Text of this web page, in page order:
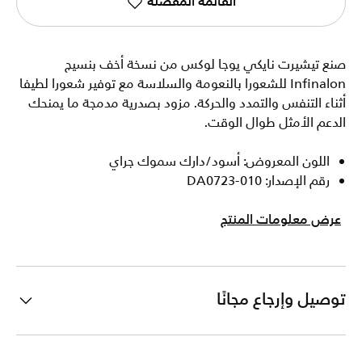
صنع تيشيرت نايكي يوجا لوكس من نسخة أخف بنسيج
Infinalon للشعورا بالنعومة والسلاسة مع توفير شعورا لطيفا
أثناء التنفس والتمدد والحركة. مزود بصدرية مدمجة ما يمنحك
الدعم الأمثل طوال الوقت.
اللون المعروض: أسود/دارك سموك جراي
رقم الإصدار: DA0723-010
عرض معلومات المنتج
توصيل وإرجاع مجانًا